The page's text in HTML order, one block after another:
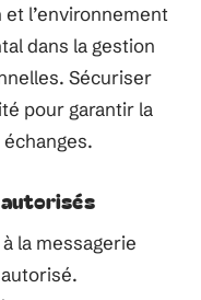
et l’environnement
dans la gestion
Sécuriser
pour garantir la
autorisés
la messagerie